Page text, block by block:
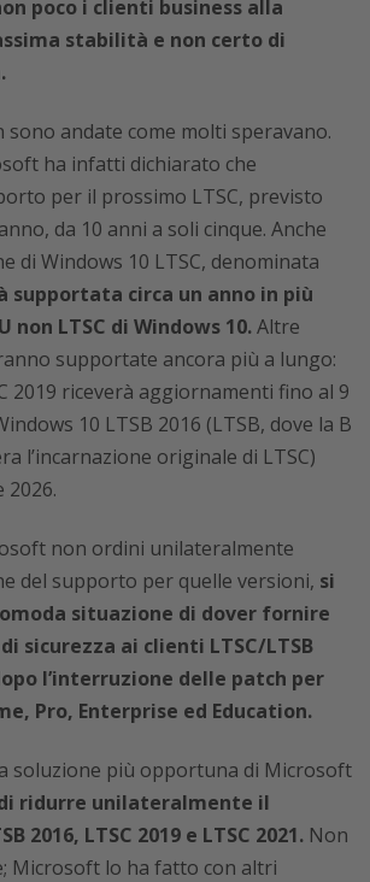
poco i clienti business alla
stabilità e non certo di
sono andate come molti speravano.
ha infatti dichiarato che
per il prossimo LTSC, previsto
da 10 anni a soli cinque. Anche
di Windows 10 LTSC, denominata
supportata circa un anno in più
non LTSC di Windows 10.Altre
supportate ancora più a lungo:
2019 riceverà aggiornamenti fino al 9
10 LTSB 2016 (LTSB, dove la B
l’incarnazione originale di LTSC)
non ordini unilateralmente
del supporto per quelle versioni, si
situazione di dover fornire
sicurezza ai clienti LTSC/LTSB
l’interruzione delle patch per
Pro, Enterprise ed Education.
soluzione più opportuna di Microsoft
ridurre unilateralmente il
2016, LTSC 2019 e LTSC 2021. Non
Microsoft lo ha fatto con altri